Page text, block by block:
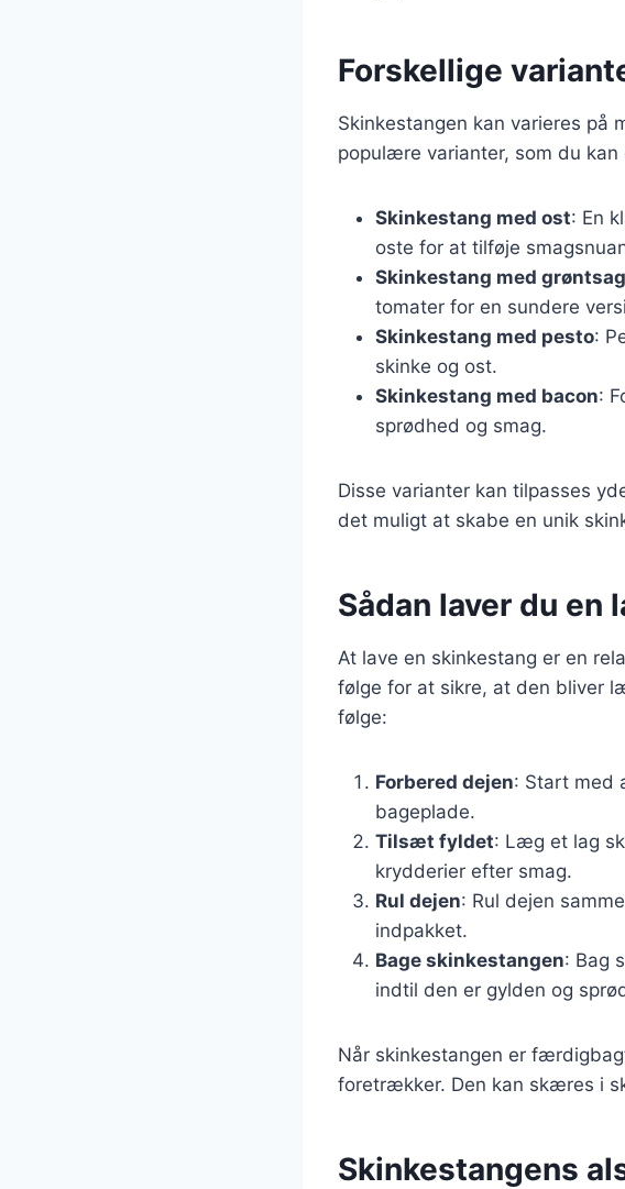
Forskellige
Skinkestangen kan varieres på
populære varianter, som du
Skinkestang med ost: En
oste for at tilføje
Skinkestang med
tomater for en sundere
Skinkestang med pesto:
skinke og ost.
Skinkestang med bacon:
sprødhed og smag.
Disse varianter kan tilpasses
det muligt at skabe en unik
Sådan laver du
At lave en skinkestang er en
følge for at sikre, at den bliver
følge:
Forbered dejen: Start med
bageplade.
Tilsæt fyldet: Læg et lag
krydderier efter smag.
Rul dejen: Rul dejen
indpakket.
Bage skinkestangen: Bag
indtil den er gylden og
Når skinkestangen er
foretrækker. Den kan skæres i
Skinkestangens